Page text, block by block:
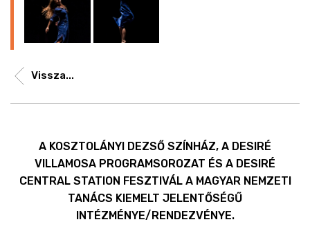
Vissza...
A KOSZTOLÁNYI DEZSŐ SZÍNHÁZ, A DESIRÉ
VILLAMOSA PROGRAMSOROZAT ÉS A DESIRÉ
CENTRAL STATION FESZTIVÁL A MAGYAR NEMZETI
TANÁCS KIEMELT JELENTŐSÉGŰ
INTÉZMÉNYE/RENDEZVÉNYE.